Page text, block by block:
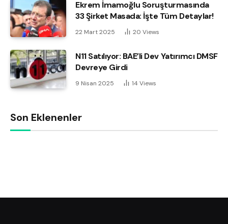
Ekrem İmamoğlu Soruşturmasında
33 Şirket Masada: İşte Tüm Detaylar!
22 Mart 2025 20 Views
N11 Satılıyor: BAE’li Dev Yatırımcı DMSF
Devreye Girdi
9 Nisan 2025 14 Views
Son Eklenenler